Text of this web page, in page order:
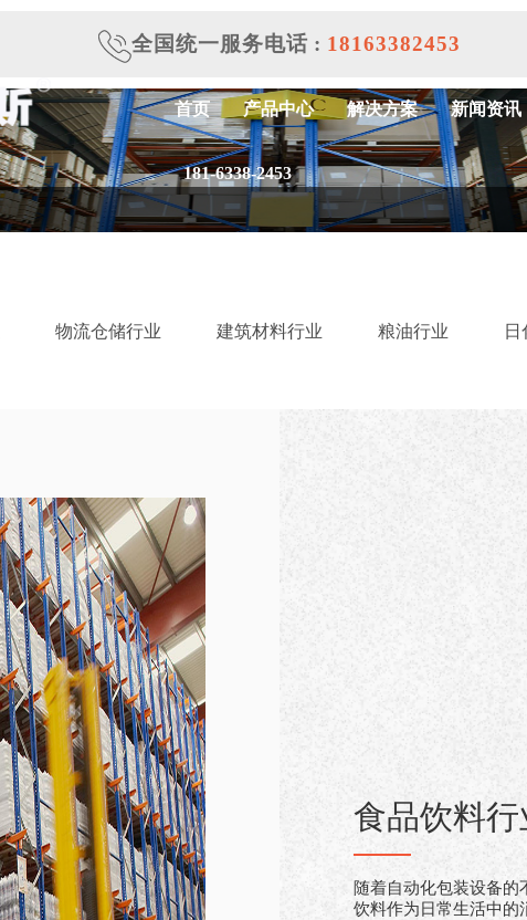
全国统一服务电话 : 18163382453
首页 产品中心 解决方案 新闻资讯
181-6338-2453
物流仓储行业 建筑材料行业 粮油行业
食品饮料行
随着自动化包装设备
饮料作为日常生活中的